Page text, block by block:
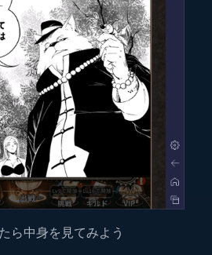
ら中身を見てみよう